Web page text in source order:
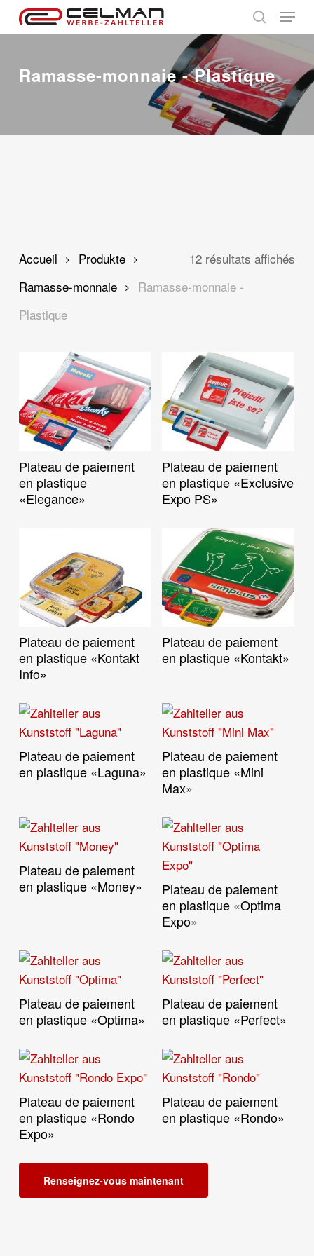
Skip
content
search
Menu
Ramasse-monnaie - Plastique
12 résultats affichés
Accueil
Produkte
Ramasse-monnaie
Ramasse-monnaie -
Plastique
Lire La Suite
Plateau de paiement
en plastique
«Elegance»
Lire La Suite
Plateau de paiement
en plastique «Exclusive
Expo PS»
Lire La Suite
Plateau de paiement
en plastique «Kontakt
Info»
Lire La Suite
Plateau de paiement
en plastique «Kontakt»
Lire La Suite
Plateau de paiement
en plastique «Laguna»
Lire La Suite
Plateau de paiement
en plastique «Mini
Max»
Lire La Suite
Plateau de paiement
en plastique «Money»
Lire La Suite
Plateau de paiement
en plastique «Optima
Expo»
Lire La Suite
Plateau de paiement
en plastique «Optima»
Lire La Suite
Plateau de paiement
en plastique «Perfect»
Lire La Suite
Plateau de paiement
en plastique «Rondo
Expo»
Lire La Suite
Plateau de paiement
en plastique «Rondo»
Renseignez-vous maintenant